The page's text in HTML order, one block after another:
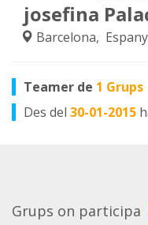
josefina
Barcelona,
Teamer de 1 Grups
Des del 30-01-2015
Grups on participa